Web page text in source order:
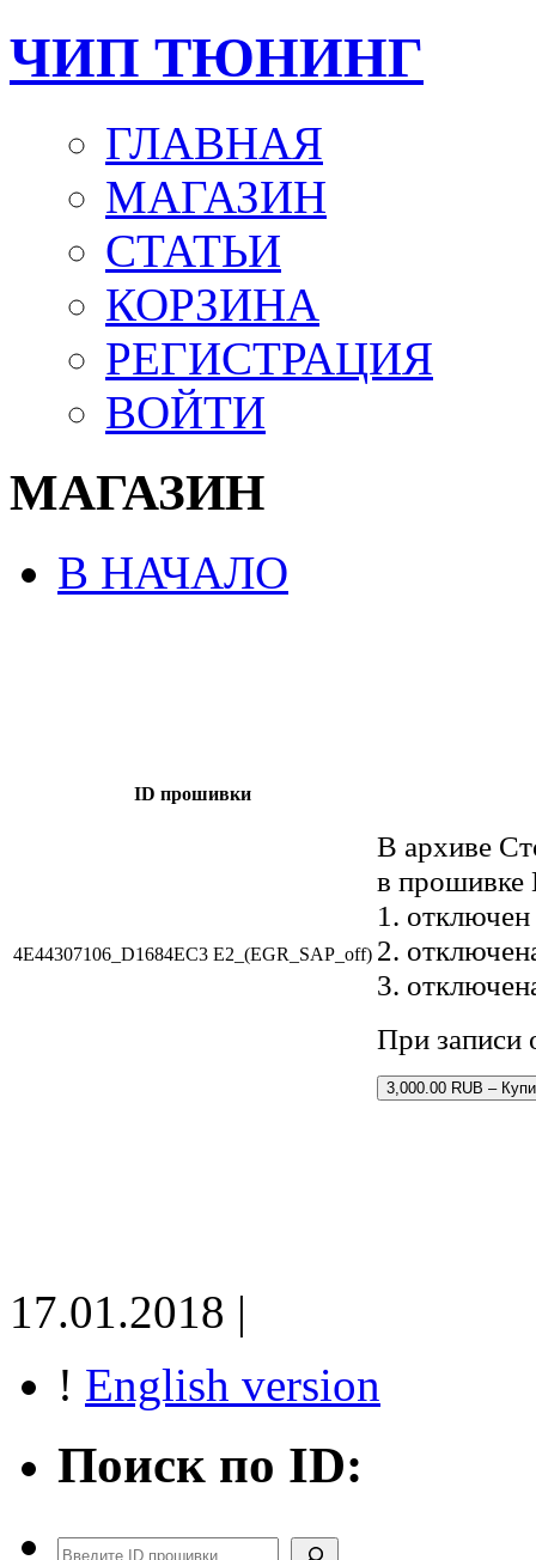
ЧИП ТЮНИНГ
ГЛАВНАЯ
МАГАЗИН
СТАТЬИ
КОРЗИНА
РЕГИСТРАЦИЯ
ВОЙТИ
МАГАЗИН
В НАЧАЛО
ID прошивки
4E44307106_D1684EC3 E2_(EGR_SAP_off)
В архиве
в прошивке
1. отключен
2.
3.
При записи
3,000.00 RUB –
17.01.2018 |
! English version
Поиск по ID:
Поиск